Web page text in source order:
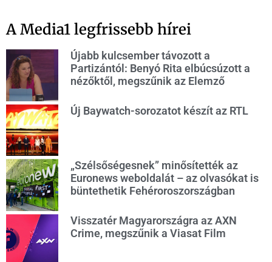
A Media1 legfrissebb hírei
Újabb kulcsember távozott a
Partizántól: Benyó Rita elbúcsúzott a
nézőktől, megszűnik az Elemző
Új Baywatch-sorozatot készít az RTL
„Szélsőségesnek” minősítették az
Euronews weboldalát – az olvasókat is
büntethetik Fehéroroszországban
Visszatér Magyarországra az AXN
Crime, megszűnik a Viasat Film